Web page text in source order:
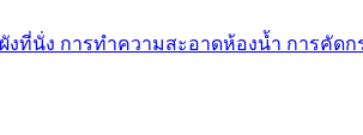
งที่นั่ง การทำความสะอาดห้องน้ำ การคัด